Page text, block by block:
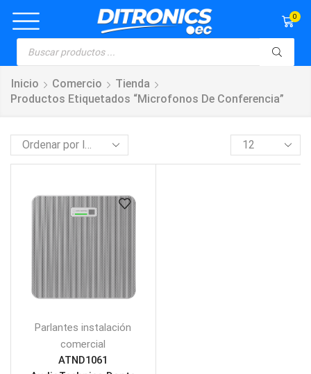
0
Inicio Comercio
Tienda
Productos Etiquetados “microfonos De Conferencia”
Parlantes instalación
comercial
ATND1061